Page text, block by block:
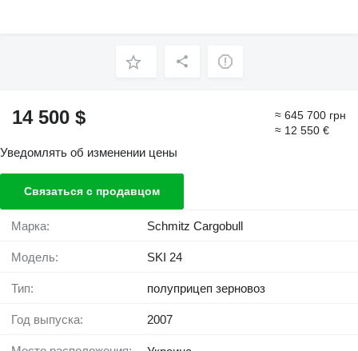
14 500 $
≈ 645 700 грн
≈ 12 550 €
Уведомлять об изменении цены
Связаться с продавцом
Марка: Schmitz Cargobull
Модель: SKI 24
Тип: полуприцеп зерновоз
Год выпуска: 2007